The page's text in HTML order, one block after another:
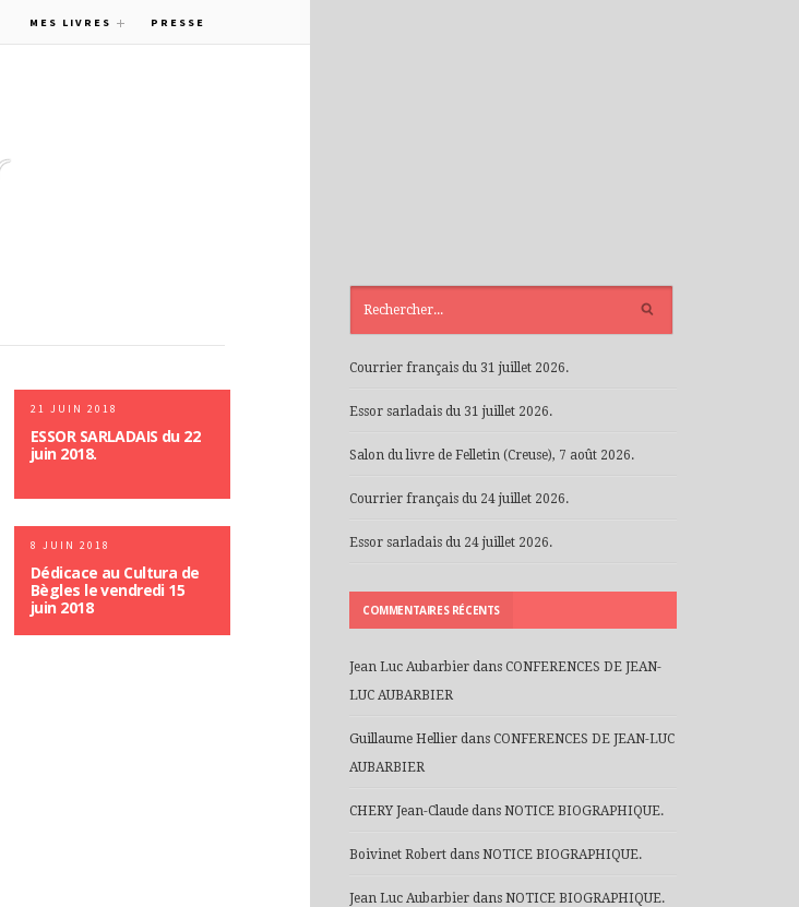
MES LIVRES PRESSE
21 JUIN 2018
ESSOR SARLADAIS du 22
juin 2018.
8 JUIN 2018
Dédicace au Cultura de
Bègles le vendredi 15
juin 2018
Courrier français du 31 juillet 2026.
Essor sarladais du 31 juillet 2026.
Salon du livre de Felletin (Creuse), 7 août 2026.
Courrier français du 24 juillet 2026.
Essor sarladais du 24 juillet 2026.
COMMENTAIRES RÉCENTS
Jean Luc Aubarbier dans CONFERENCES DE JEAN-
LUC AUBARBIER
Guillaume Hellier dans CONFERENCES DE JEAN-LUC
AUBARBIER
CHERY Jean-Claude dans NOTICE BIOGRAPHIQUE.
Boivinet Robert dans NOTICE BIOGRAPHIQUE.
Jean Luc Aubarbier dans NOTICE BIOGRAPHIQUE.